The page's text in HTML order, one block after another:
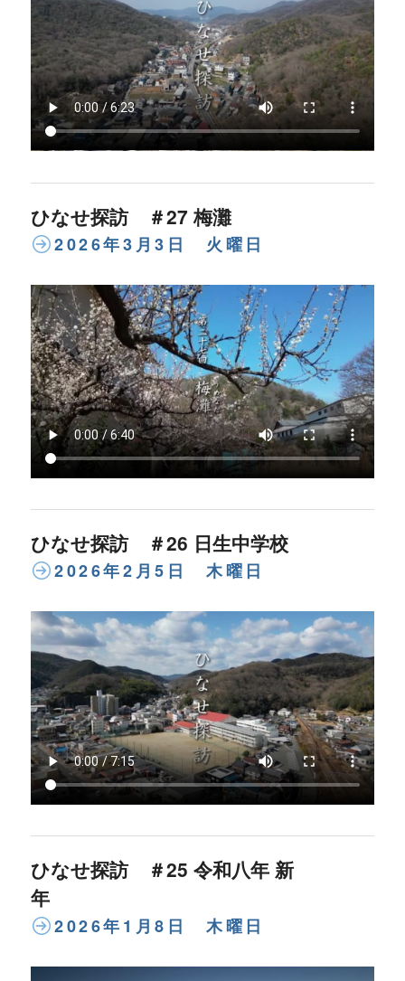
ひなせ探訪 ＃27 梅灘
2026年3月3日 火曜日
ひなせ探訪 ＃26 日生中学校
2026年2月5日 木曜日
ひなせ探訪 ＃25 令和八年 新
年
2026年1月8日 木曜日